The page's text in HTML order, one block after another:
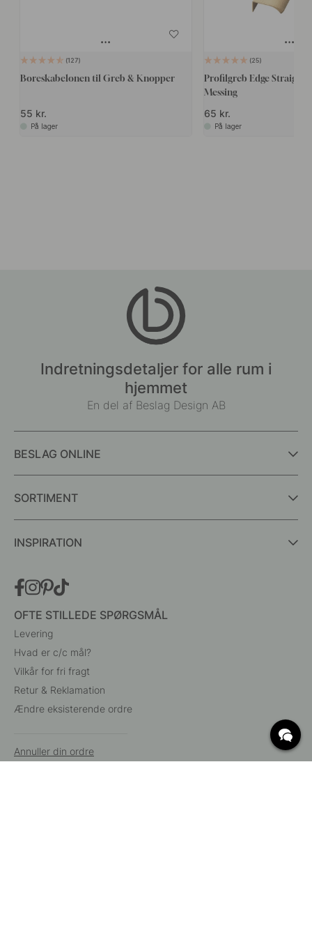
127
Boreskabelonen til Greb & Knopper
55 kr.
På lager
25
Profilgreb Edge Straight
Messing
65 kr.
På lager
Indretningsdetaljer for alle rum i
hjemmet
En del af Beslag Design AB
BESLAG ONLINE
SORTIMENT
INSPIRATION
OFTE STILLEDE SPØRGSMÅL
Levering
Hvad er c/c mål?
Vilkår for fri fragt
Retur & Reklamation
Ændre eksisterende ordre
Annuller din ordre